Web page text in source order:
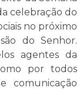
celebração do
no próximo
do Senhor.
agentes da
por todos
comunicação